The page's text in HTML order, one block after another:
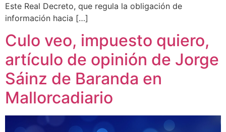
Este Real Decreto, que regula la obligación de
información hacia […]
Culo veo, impuesto quiero,
artículo de opinión de Jorge
Sáinz de Baranda en
Mallorcadiario